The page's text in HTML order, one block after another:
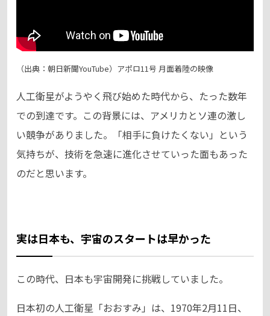
（出典：朝日新聞YouTube）アポロ11号 月面着陸の映像
人工衛星がようやく飛び始めた時代から、たった数年
での到達です。この背景には、アメリカとソ連の激し
い競争がありました。「相手に負けたくない」という
気持ちが、技術を急速に進化させていった面もあった
のだと思います。
実は日本も、宇宙のスタートは早かった
この時代、日本も宇宙開発に挑戦していました。
日本初の人工衛星「おおすみ」は、1970年2月11日、